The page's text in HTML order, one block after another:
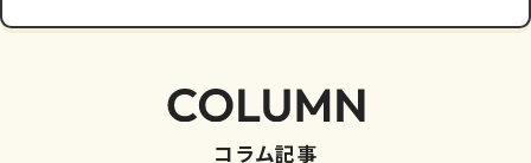
です。 映画で「葬祭プランナー」という名前
コラム記事